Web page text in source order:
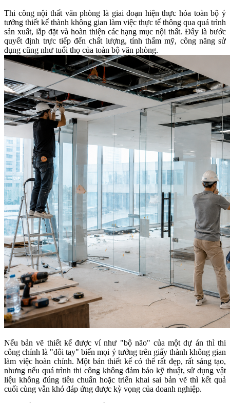
Thi công nội thất văn phòng là giai đoạn hiện thực hóa toàn bộ ý
tưởng thiết kế thành không gian làm việc thực tế thông qua quá trình
sản xuất, lắp đặt và hoàn thiện các hạng mục nội thất. Đây là bước
quyết định trực tiếp đến chất lượng, tính thẩm mỹ, công năng sử
dụng cũng như tuổi thọ của toàn bộ văn phòng.
Nếu bản vẽ thiết kế được ví như "bộ não" của một dự án thì thi
công chính là "đôi tay" biến mọi ý tưởng trên giấy thành không gian
làm việc hoàn chỉnh. Một bản thiết kế có thể rất đẹp, rất sáng tạo,
nhưng nếu quá trình thi công không đảm bảo kỹ thuật, sử dụng vật
liệu không đúng tiêu chuẩn hoặc triển khai sai bản vẽ thì kết quả
cuối cùng vẫn khó đáp ứng được kỳ vọng của doanh nghiệp.